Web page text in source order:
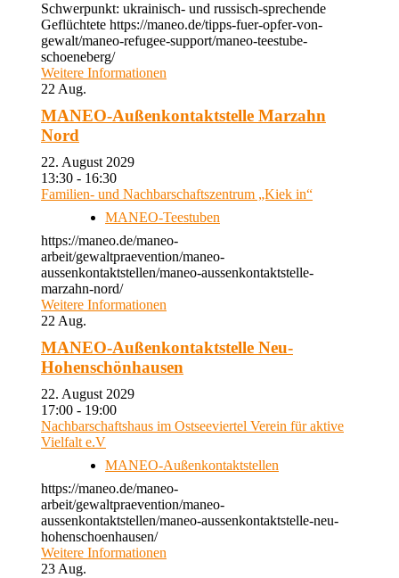
Schwerpunkt: ukrainisch- und russisch-sprechende
Geflüchtete https://maneo.de/tipps-fuer-opfer-von-
gewalt/maneo-refugee-support/maneo-teestube-
schoeneberg/
Weitere Informationen
22 Aug.
MANEO-Außenkontaktstelle Marzahn
Nord
22. August 2029
13:30 - 16:30
Familien- und Nachbarschaftszentrum „Kiek in“
MANEO-Teestuben
https://maneo.de/maneo-
arbeit/gewaltpraevention/maneo-
aussenkontaktstellen/maneo-aussenkontaktstelle-
marzahn-nord/
Weitere Informationen
22 Aug.
MANEO-Außenkontaktstelle Neu-
Hohenschönhausen
22. August 2029
17:00 - 19:00
Nachbarschaftshaus im Ostseeviertel Verein für aktive
Vielfalt e.V
MANEO-Außenkontaktstellen
https://maneo.de/maneo-
arbeit/gewaltpraevention/maneo-
aussenkontaktstellen/maneo-aussenkontaktstelle-neu-
hohenschoenhausen/
Weitere Informationen
23 Aug.